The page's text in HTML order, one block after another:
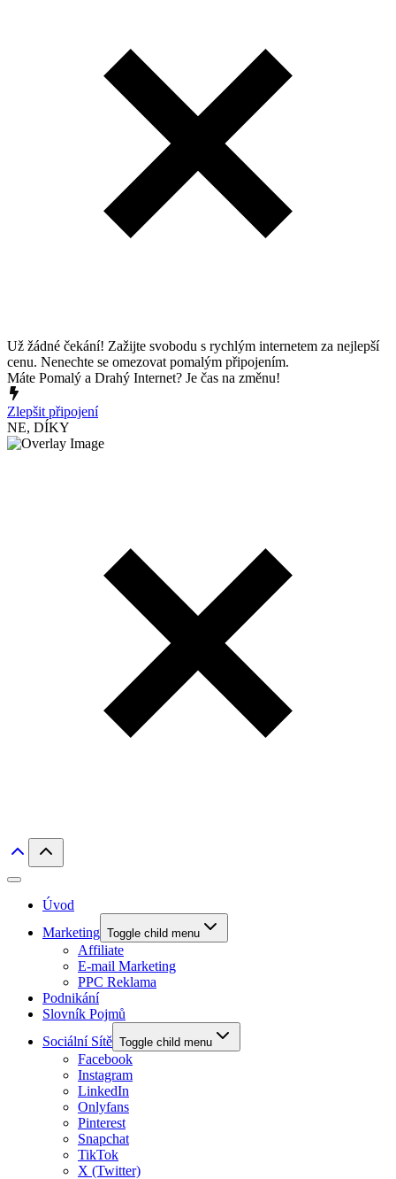
Už žádné čekání! Zažijte svobodu s rychlým internetem za nejlepší
cenu. Nenechte se omezovat pomalým připojením.
Máte Pomalý a Drahý Internet? Je čas na změnu!
Zlepšit připojení
NE, DÍKY
Úvod
Marketing Toggle child menu
Affiliate
E-mail Marketing
PPC Reklama
Podnikání
Slovník Pojmů
Sociální Sítě Toggle child menu
Facebook
Instagram
LinkedIn
Onlyfans
Pinterest
Snapchat
TikTok
X (Twitter)